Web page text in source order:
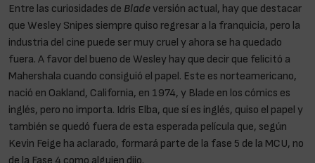
Entre las curiosidades de Bladeversión actual, hay que destacar
que Wesley Snipes siempre quiso regresar a la franquicia, pero la
industria del cine puede ser muy cruel y ahora se ha quedado
fuera. A favor del bueno de Wesley hay que decir que felicitó a
Mahershala cuando consiguió el papel. Este es norteamericano,
nació en Oakland, California, en 1974, y Blade en los cómics es
inglés, pero no importa. Idris Elba, que sí es inglés, quiso el papel y
también se quedó fuera de esta esperada película que, según
Kevin Feige ha aclarado, formará parte de la fase 5 de la MCU, no
de la Fase 4 como alguien dijo.